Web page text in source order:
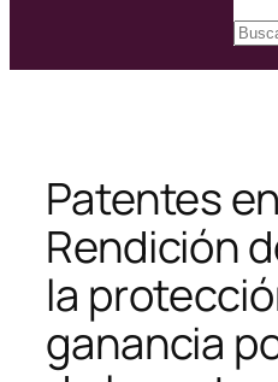
Patentes
Rendición
la
ganancia